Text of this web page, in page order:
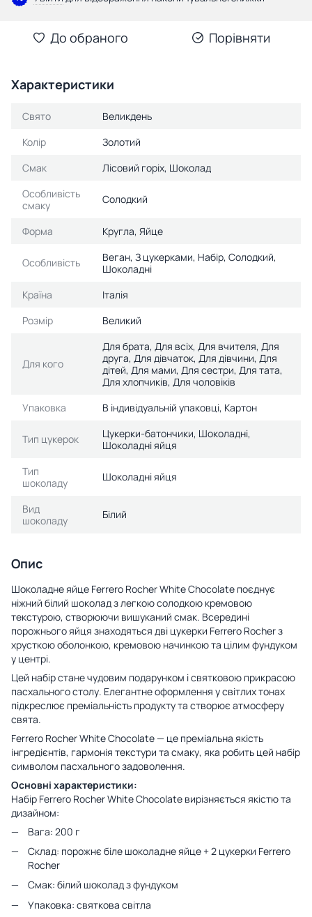
До обраного Порівняти
Характеристики
Свято
Великдень
Колір
Золотий
Смак
Лісовий горіх, Шоколад
Особливість
смаку
Солодкий
Форма Кругла, Яйце
Особливість
Веган, З цукерками, Набір, Солодкий,
Шоколадні
Країна
Італія
Розмір
Великий
Для кого
Для брата, Для всіх, Для вчителя, Для
друга, Для дівчаток, Для дівчини, Для
дітей, Для мами, Для сестри, Для тата,
Для хлопчиків, Для чоловіків
Упаковка
В індивідуальній упаковці, Картон
Тип цукерок
Цукерки-батончики, Шоколадні,
Шоколадні яйця
Тип
шоколаду
Шоколадні яйця
Вид
шоколаду
Білий
Опис
Шоколадне яйце Ferrero Rocher White Chocolate поєднує
ніжний білий шоколад з легкою солодкою кремовою
текстурою, створюючи вишуканий смак. Всередині
порожнього яйця знаходяться дві цукерки Ferrero Rocher з
хрусткою оболонкою, кремовою начинкою та цілим фундуком
у центрі.
Цей набір стане чудовим подарунком і святковою прикрасою
пасхального столу. Елегантне оформлення у світлих тонах
підкреслює преміальність продукту та створює атмосферу
свята.
Ferrero Rocher White Chocolate — це преміальна якість
інгредієнтів, гармонія текстури та смаку, яка робить цей набір
символом пасхального задоволення.
Основні характеристики:
Набір Ferrero Rocher White Chocolate вирізняється якістю та
дизайном:
Вага: 200 г
Склад: порожнє біле шоколадне яйце + 2 цукерки Ferrero
Rocher
Смак: білий шоколад з фундуком
Упаковка: святкова світла